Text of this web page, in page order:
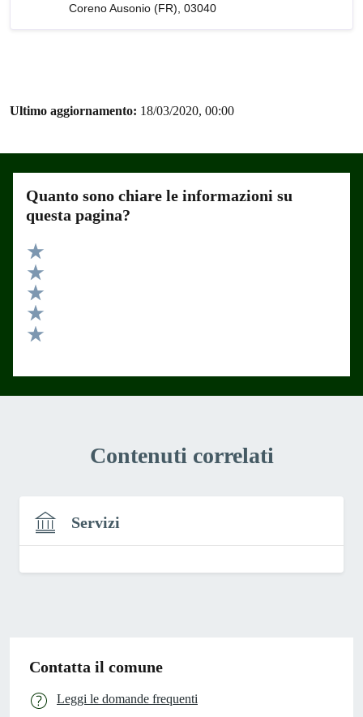
Coreno Ausonio (FR), 03040
Ultimo aggiornamento: 18/03/2020, 00:00
Quanto sono chiare le informazioni su
questa pagina?
Valuta 5 stelle su 5
Valuta 4 stelle su 5
Valuta 3 stelle su 5
Valuta 2 stelle su 5
Contenuti correlati
Servizi
Contatta il comune
Leggi le domande frequenti